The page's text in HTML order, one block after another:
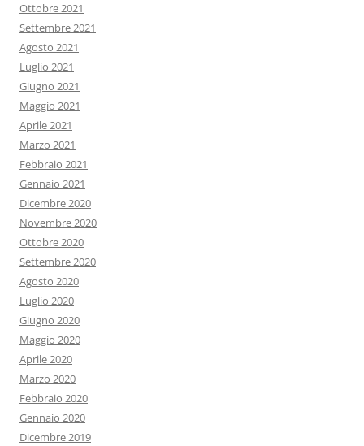
Ottobre 2021
Settembre 2021
Agosto 2021
Luglio 2021
Giugno 2021
Maggio 2021
Aprile 2021
Marzo 2021
Febbraio 2021
Gennaio 2021
Dicembre 2020
Novembre 2020
Ottobre 2020
Settembre 2020
Agosto 2020
Luglio 2020
Giugno 2020
Maggio 2020
Aprile 2020
Marzo 2020
Febbraio 2020
Gennaio 2020
Dicembre 2019